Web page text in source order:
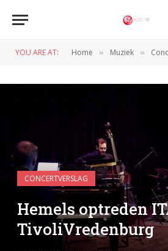
YOU ARE AT: Home » Muziek »
CONCERTVERSLAG
Hemels optreden
TivoliVredenburg